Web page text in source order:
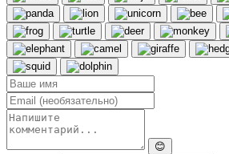
😊